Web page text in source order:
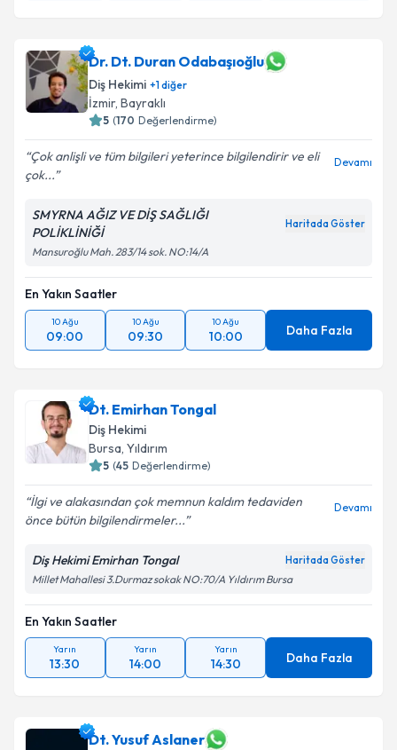
Dr. Dt. Duran Odabaşıoğlu
Diş Hekimi +1diğer
İzmir, Bayraklı
5 (170 Değerlendirme)
Çok anlişli ve tüm bilgileri yeterince bilgilendirir ve eli
çok...
Devamı
SMYRNA AĞIZ VE DİŞ SAĞLIĞI
POLİKLİNİĞİ
Haritada Göster
Mansuroğlu Mah. 283/14 sok. NO:14/A
En Yakın Saatler
10 Ağu
09:00
10 Ağu
09:30
10 Ağu
10:00 Daha Fazla
Dt. Emirhan Tongal
Diş Hekimi
Bursa, Yıldırım
5 (45 Değerlendirme)
İlgi ve alakasından çok memnun kaldım tedaviden
önce bütün bilgilendirmeler...
Devamı
Diş Hekimi Emirhan Tongal Haritada Göster
Millet Mahallesi 3.Durmaz sokak NO:70/A Yıldırım Bursa
En Yakın Saatler
Yarın
13:30
Yarın
14:00
Yarın
14:30 Daha Fazla
Dt. Yusuf Aslaner